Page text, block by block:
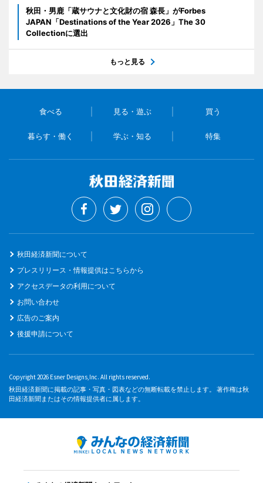
秋田・男鹿「蔵サウナと文化財の宿 森長」がForbes
JAPAN「Destinations of the Year 2026」The 30
Collectionに選出
もっと見る
食べる 見る・遊ぶ 買う
暮らす・働く 学ぶ・知る 特集
秋田経済新聞について
プレスリリース・情報提供はこちらから
アクセスデータの利用について
お問い合わせ
広告のご案内
後援申請について
Copyright 2026 Esner Designs,Inc. All rights reserved.
秋田経済新聞に掲載の記事・写真・図表などの無断転載を禁止します。 著作権は秋
田経済新聞またはその情報提供者に属します。